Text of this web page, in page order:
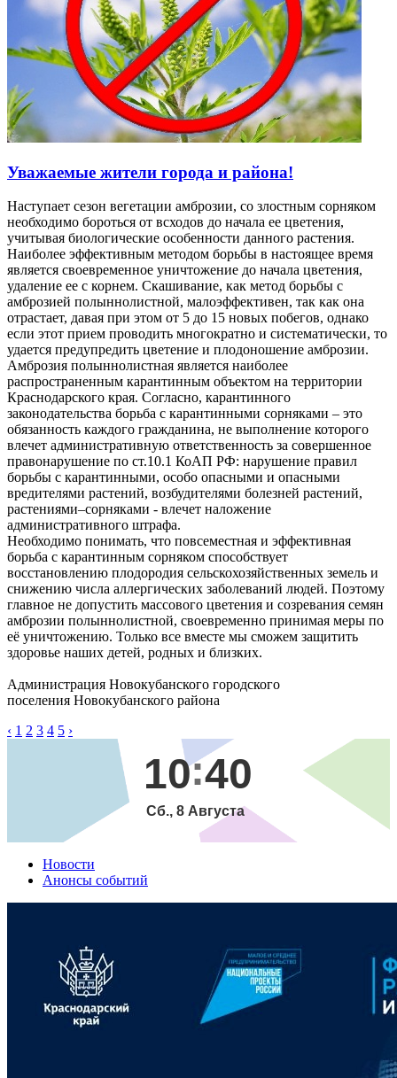
Уважаемые жители города и района!
Наступает сезон вегетации амброзии, со злостным сорняком
необходимо бороться от всходов до начала ее цветения,
учитывая биологические особенности данного растения.
Наиболее эффективным методом борьбы в настоящее время
является своевременное уничтожение до начала цветения,
удаление ее с корнем. Скашивание, как метод борьбы с
амброзией полыннолистной, малоэффективен, так как она
отрастает, давая при этом от 5 до 15 новых побегов, однако
если этот прием проводить многократно и систематически, то
удается предупредить цветение и плодоношение амброзии.
Амброзия полыннолистная является наиболее
распространенным карантинным объектом на территории
Краснодарского края. Согласно, карантинного
законодательства борьба с карантинными сорняками – это
обязанность каждого гражданина, не выполнение которого
влечет административную ответственность за совершенное
правонарушение по ст.10.1 КоАП РФ: нарушение правил
борьбы с карантинными, особо опасными и опасными
вредителями растений, возбудителями болезней растений,
растениями–сорняками - влечет наложение
административного штрафа.
Необходимо понимать, что повсеместная и эффективная
борьба с карантинным сорняком способствует
восстановлению плодородия сельскохозяйственных земель и
снижению числа аллергических заболеваний людей. Поэтому
главное не допустить массового цветения и созревания семян
амброзии полыннолистной, своевременно принимая меры по
её уничтожению. Только все вместе мы сможем защитить
здоровье наших детей, родных и близких.
Администрация Новокубанского городского
поселения Новокубанского района
‹ 1 2 3 4 5 ›
10 40
Сб., 8 Августа
Новости
Анонсы событий